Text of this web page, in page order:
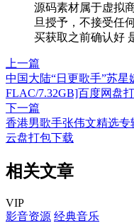
源码素材属于虚拟
旦授予，不接受任
买获取之前确认好
上一篇
中国大陆“日更歌手”苏星
FLAC/7.32GB]百度网盘
下一篇
香港男歌手张伟文精选专
云盘打包下载
相关文章
VIP
影音资源 经典音乐